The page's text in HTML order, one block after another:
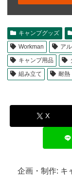
キャンプグッズ
Workman
アル
キャンプ用品
組み立て
耐熱
X
企画・制作: キ